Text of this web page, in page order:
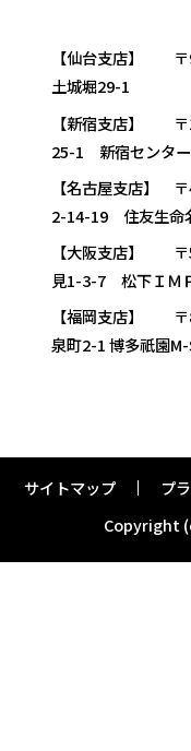
【仙台支店】 〒
土城堀29-1
【新宿支店】 〒
25-1 新宿センター
【名古屋支店】
2-14-19 住友生命
【大阪支店】 〒
見1-3-7 松下ＩＭ
【福岡支店】 〒
泉町2-1 博多祇園M-
サイトマップ
プ
Copyright